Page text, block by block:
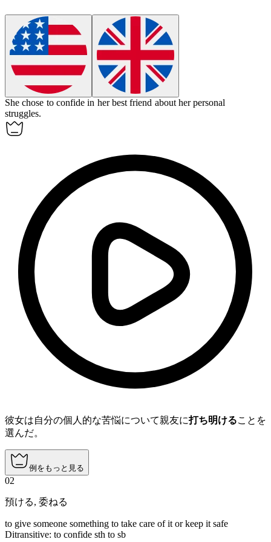
She chose to confide in her best friend about her personal
struggles.
彼女は自分の個人的な苦悩について親友に打ち明けることを
選んだ。
例をもっと見る
02
預ける, 委ねる
to give someone something to take care of it or keep it safe
Ditransitive: to confide sth to sb